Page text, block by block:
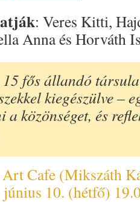
: Veres Kitti,
Anna és Horváth
15 fős állandó
kiegészülve –
a közönséget, és
Cafe (Mikszáth
10. (hétfő)